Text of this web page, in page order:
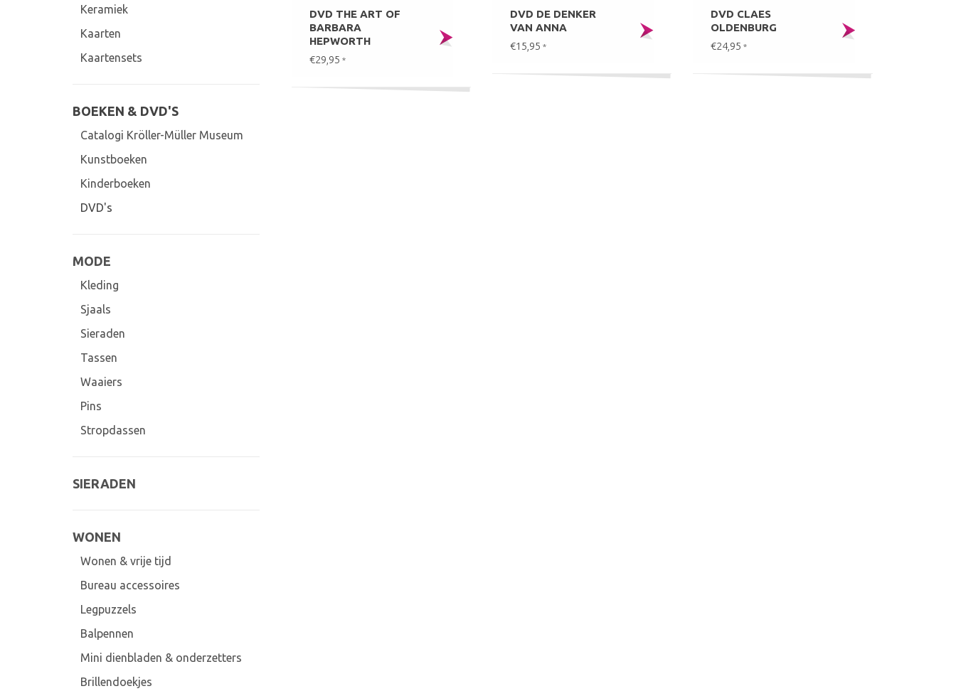
Keramiek
Kaarten
Kaartensets
BOEKEN & DVD'S
Catalogi Kröller-Müller Museum
Kunstboeken
Kinderboeken
DVD's
MODE
Kleding
Sjaals
Sieraden
Tassen
Waaiers
Pins
Stropdassen
SIERADEN
WONEN
Wonen & vrije tijd
Bureau accessoires
Legpuzzels
Balpennen
Mini dienbladen & onderzetters
Brillendoekjes
DVD THE ART OF
BARBARA
HEPWORTH
€29,95 *
DVD DE DENKER
VAN ANNA
€15,95 *
DVD CLAES
OLDENBURG
€24,95*